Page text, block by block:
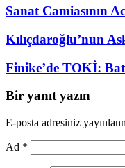
Sanat Camiasının
Kılıçdaroğlu’nun
Finike’de TOKİ:
Bir yanıt yazın
E-posta adresiniz
Ad *